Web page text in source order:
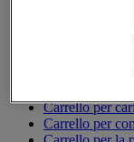
Carrello con
Carrello con
Carrello con
Carrello
Carrello e
Carrello per
Carrello per